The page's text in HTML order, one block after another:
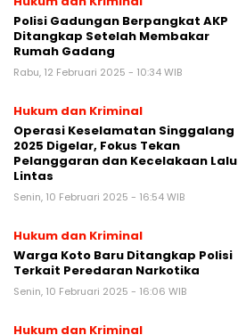
Polisi Gadungan Berpangkat AKP
Ditangkap Setelah Membakar
Rumah Gadang
Rabu, 12 Februari 2025 - 10:34 WIB
Hukum dan Kriminal
Operasi Keselamatan Singgalang
2025 Digelar, Fokus Tekan
Pelanggaran dan Kecelakaan Lalu
Lintas
Senin, 10 Februari 2025 - 16:54 WIB
Hukum dan Kriminal
Warga Koto Baru Ditangkap Polisi
Terkait Peredaran Narkotika
Senin, 10 Februari 2025 - 16:06 WIB
Hukum dan Kriminal